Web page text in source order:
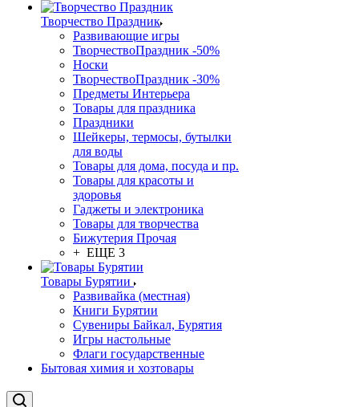
Творчество Праздник
Развивающие игры
ТворчествоПраздник -50%
Носки
ТворчествоПраздник -30%
Предметы Интерьера
Товары для праздника
Праздники
Шейкеры, термосы, бутылки
для воды
Товары для дома, посуда и пр.
Товары для красоты и
здоровья
Гаджеты и электроника
Товары для творчества
Бижутерия Прочая
+ ЕЩЕ 3
Товары Бурятии
Развивайка (местная)
Книги Бурятии
Сувениры Байкал, Бурятия
Игры настольные
Флаги государственные
Бытовая химия и хозтовары